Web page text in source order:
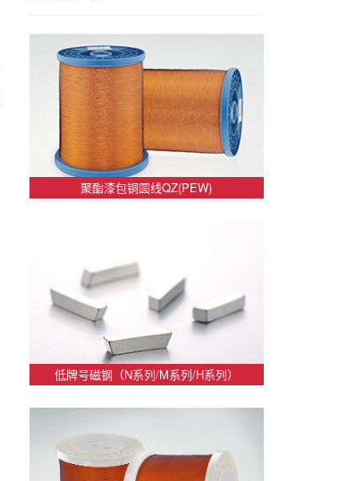
聚酯漆包铜圆线QZ(PEW)
低牌号磁钢（N系列/M系列/H系列）